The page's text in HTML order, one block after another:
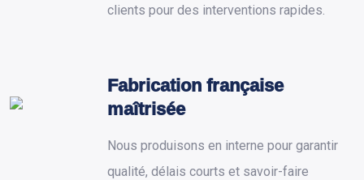
clients pour des interventions rapides.
Fabrication française
maîtrisée
Nous produisons en interne pour garantir
qualité, délais courts et savoir-faire